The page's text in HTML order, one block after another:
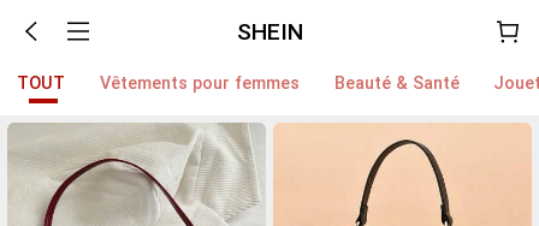
SHEIN
TOUT Vêtements pour femmes Beauté & Santé